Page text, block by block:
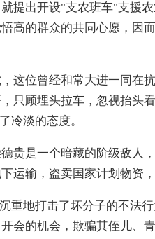
提出开设"支农班车"支援
高的群众的共同心愿，因
位曾经和常大进一同在抗
只顾埋头拉车，忽视抬头
冷淡的态度。
是一个暗藏的阶级敌人，
运输，盗卖国家计划物资
地打击了坏分子的不法行
会的机会，欺骗其侄儿、